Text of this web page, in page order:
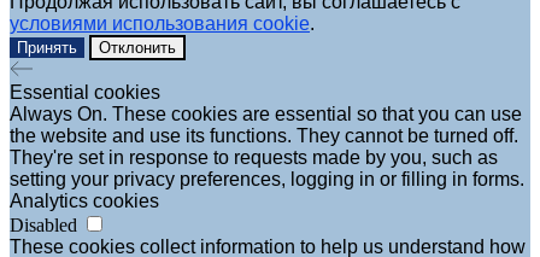
условиями использования cookie.
Принять Отклонить
Essential cookies
Always On. These cookies are essential so that you can use
the website and use its functions. They cannot be turned off.
They're set in response to requests made by you, such as
setting your privacy preferences, logging in or filling in forms.
Analytics cookies
Disabled
These cookies collect information to help us understand how